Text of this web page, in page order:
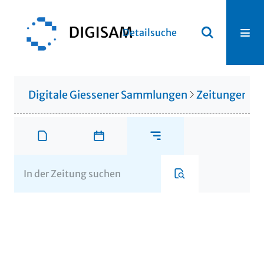
Detailsuche
Digitale Giessener Sammlungen Zeitungen